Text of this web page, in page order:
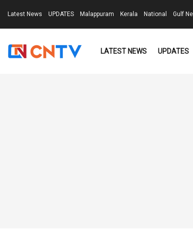
Latest News UPDATES Malappuram Kerala National Gulf
LATEST NEWS UPDATES